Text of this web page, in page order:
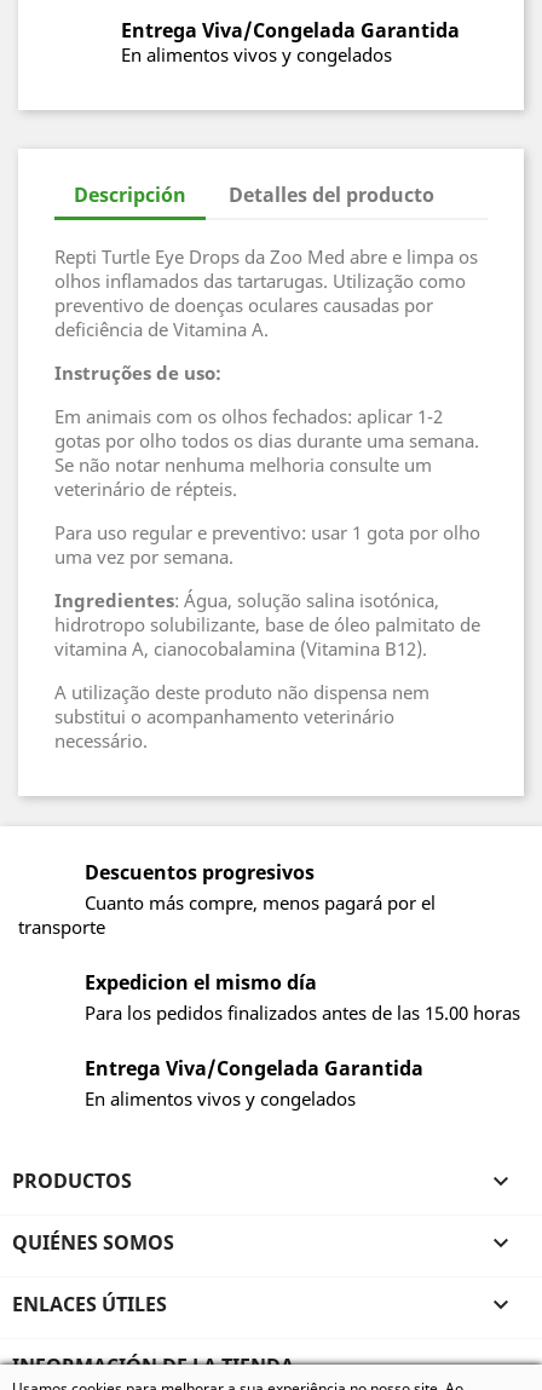
Entrega Viva/Congelada Garantida
En alimentos vivos y congelados
Descripción Detalles del producto
Repti Turtle Eye Drops da Zoo Med abre e limpa os
olhos inflamados das tartarugas. Utilização como
preventivo de doenças oculares causadas por
deficiência de Vitamina A.
Instruções de uso:
Em animais com os olhos fechados: aplicar 1-2
gotas por olho todos os dias durante uma semana.
Se não notar nenhuma melhoria consulte um
veterinário de répteis.
Para uso regular e preventivo: usar 1 gota por olho
uma vez por semana.
Ingredientes: Água, solução salina isotónica,
hidrotropo solubilizante, base de óleo palmitato de
vitamina A, cianocobalamina (Vitamina B12).
A utilização deste produto não dispensa nem
substitui o acompanhamento veterinário
necessário.
Descuentos progresivos
Cuanto más compre, menos pagará por el
transporte
Expedicion el mismo día
Para los pedidos finalizados antes de las 15.00 horas
Entrega Viva/Congelada Garantida
En alimentos vivos y congelados
PRODUCTOS 
QUIÉNES SOMOS 
ENLACES ÚTILES 
INFORMACIÓN DE LA TIENDA